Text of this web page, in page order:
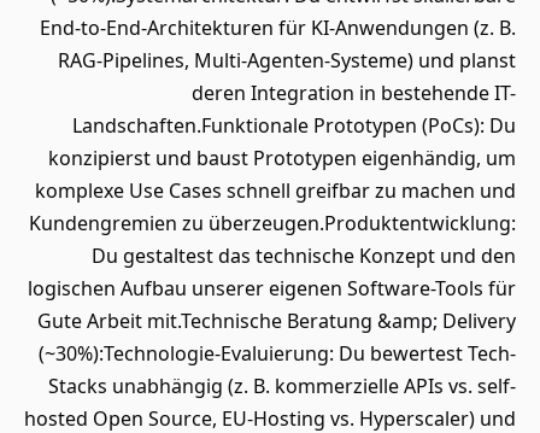
End-to-End-Architekturen für KI-Anwendungen (z. B.
RAG-Pipelines, Multi-Agenten-Systeme) und planst
deren Integration in bestehende IT-
Landschaften.Funktionale Prototypen (PoCs): Du
konzipierst und baust Prototypen eigenhändig, um
komplexe Use Cases schnell greifbar zu machen und
Kundengremien zu überzeugen.Produktentwicklung:
Du gestaltest das technische Konzept und den
logischen Aufbau unserer eigenen Software-Tools für
Gute Arbeit mit.Technische Beratung &amp; Delivery
(~30%):Technologie-Evaluierung: Du bewertest Tech-
Stacks unabhängig (z. B. kommerzielle APIs vs. self-
hosted Open Source, EU-Hosting vs. Hyperscaler) und